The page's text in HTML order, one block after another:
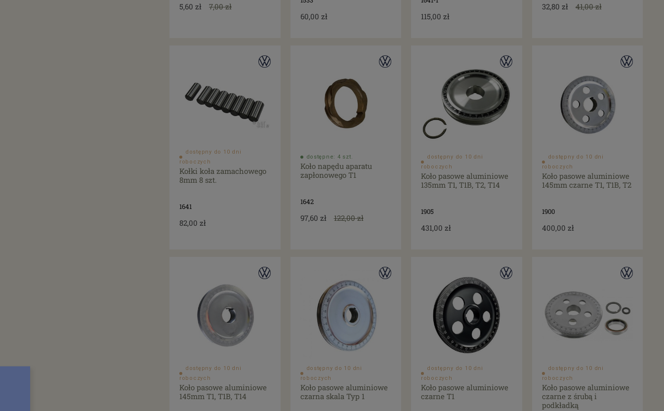
5,60 zł 7,00 zł
60,00 zł 115,00 zł
32,80 zł 41,00 zł
dostępny do 10 dni
roboczych
Kołki koła zamachowego
8mm 8 szt.
1641
82,00 zł
dostępne: 4 szt.
Koło napędu aparatu
zapłonowego T1
1642
97,60 zł 122,00 zł
dostępny do 10 dni
roboczych
Koło pasowe aluminiowe
135mm T1, T1B, T2, T14
1905
431,00 zł
dostępny do 10 dni
roboczych
Koło pasowe aluminiowe
145mm czarne T1, T1B, T2
1900
400,00 zł
dostępny do 10 dni
roboczych
Koło pasowe aluminiowe
145mm T1, T1B, T14
dostępny do 10 dni
roboczych
Koło pasowe aluminiowe
czarna skala Typ 1
dostępny do 10 dni
roboczych
Koło pasowe aluminiowe
czarne T1
dostępny do 10 dni
roboczych
Koło pasowe aluminiowe
czarne z śrubą i
podkładką